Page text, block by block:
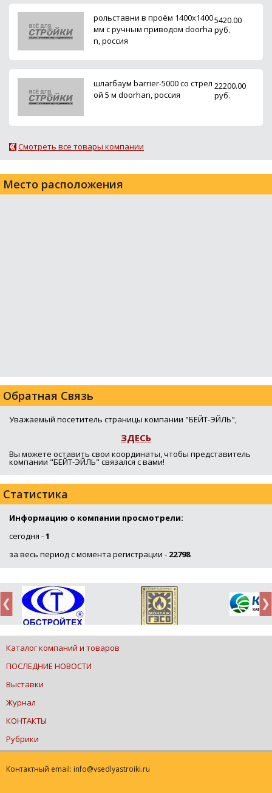
рольставни в проём 1400х1400
мм с ручным приводом doorha
n, россия
5420.00
руб.
шлагбаум barrier-5000 со стрел
ой 5 м doorhan, россия
22200.00
руб.
Смотреть все товары компании
Место расположения
Обратная Связь
Уважаемый посетитель страницы компании "БЕЙТ-ЭЙЛЬ",
ЗДЕСЬ
Вы можете оставить свои координаты, чтобы представитель
компании "БЕЙТ-ЭЙЛЬ" связался с вами!
Статистика
Информацию о компании просмотрели:
сегодня -1
за весь период с момента регистрации - 22798
Каталог компаний и товаров
ПОСЛЕДНИЕ НОВОСТИ
Выставки
Журнал
КОНТАКТЫ
Рубрики
Контактный email: info@vsedlyastroiki.ru